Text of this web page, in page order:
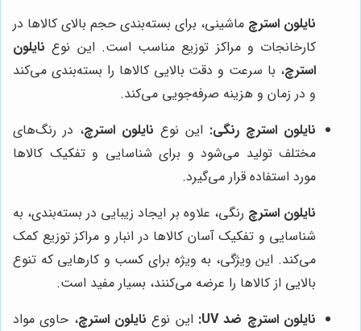
نایلون استرچ ماشینی، برای بسته‌بندی حجم بالای کالاها در
کارخانجات و مراکز توزیع مناسب است. این نوع نایلون
استرچ، با سرعت و دقت بالایی کالاها را بسته‌بندی می‌کند
و در زمان و هزینه صرفه‌جویی می‌کند.
نایلون استرچ رنگی: این نوع نایلون استرچ، در رنگ‌های
مختلف تولید می‌شود و برای شناسایی و تفکیک کالاها
مورد استفاده قرار می‌گیرد.
نایلون استرچ رنگی، علاوه بر ایجاد زیبایی در بسته‌بندی، به
شناسایی و تفکیک آسان کالاها در انبار و مراکز توزیع کمک
می‌کند. این ویژگی، به ویژه برای کسب و کارهایی که تنوع
بالایی از کالاها را عرضه می‌کنند، بسیار مفید است.
نایلون استرچ ضد UV:
این نوع نایلون استرچ، حاوی مواد